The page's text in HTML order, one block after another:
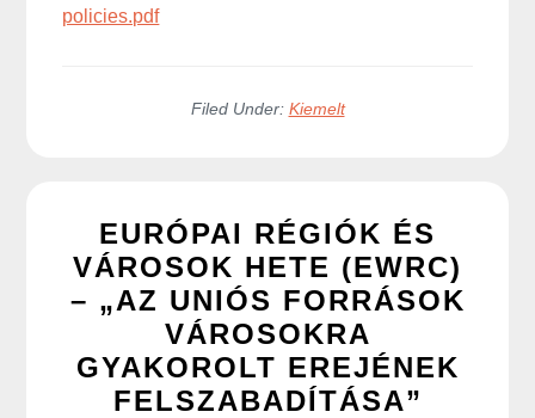
policies.pdf
Filed Under: Kiemelt
EURÓPAI RÉGIÓK ÉS
VÁROSOK HETE (EWRC)
– „AZ UNIÓS FORRÁSOK
VÁROSOKRA
GYAKOROLT EREJÉNEK
FELSZABADÍTÁSA”